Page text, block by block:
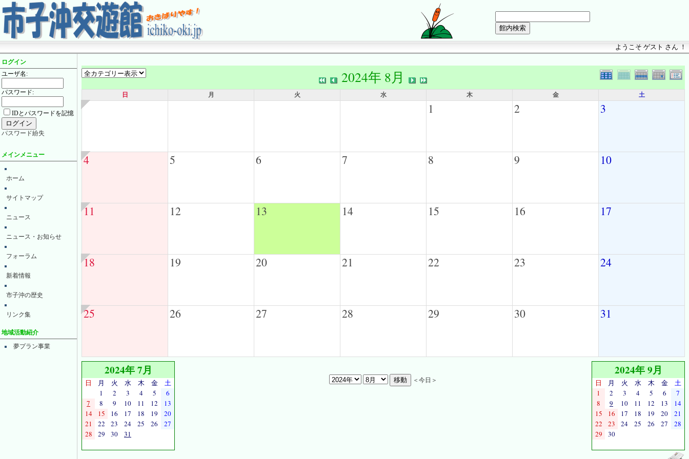
ようこそ ゲスト さん ！
ログイン
ユーザ名:
パスワード:
IDとパスワードを記憶
パスワード紛失
メインメニュー
ホーム
サイトマップ
ニュース
ニュース・お知らせ
フォーラム
新着情報
市子沖の歴史
リンク集
地域活動紹介
夢プラン事業
2024年 8月
日 月 火 水 木 金 土
1 2 3
4 5 6 7 8 9 10
11 12 13 14 15 16 17
18 19 20 21 22 23 24
25 26 27 28 29 30 31
＜今日＞
2024年 7月
日 月 火 水 木 金
土
1
2 3 4 5
6
7
8 9 10 11 12
13
14
15 16 17 18 19
20
21
22 23 24 25 26
27
28
29 30 31
2024年 9月
日 月 火 水 木 金
土
1
2 3 4 5 6
7
8
9 10 11 12 13
14
15
16 17 18 19 20
21
22
23 24 25 26 27
28
29
30